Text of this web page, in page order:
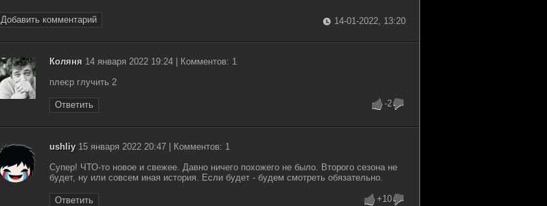
Добавить комментарий 14-01-2022, 13:20
Коляня 14 января 2022 19:24 | Комментов: 1
плеєр глучить 2
Ответить -2
ushliy15 января 2022 20:47 | Комментов: 1
Супер! ЧТО-то новое и свежее. Давно ничего похожего не было. Второго сезона не
будет, ну или совсем иная история. Если будет - будем смотреть обязательно.
Ответить +10